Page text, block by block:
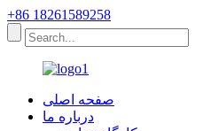
+86 18261589258
صفحه اصلی
درباره ما